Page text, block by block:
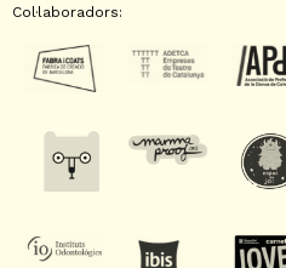
Col·laboradors: